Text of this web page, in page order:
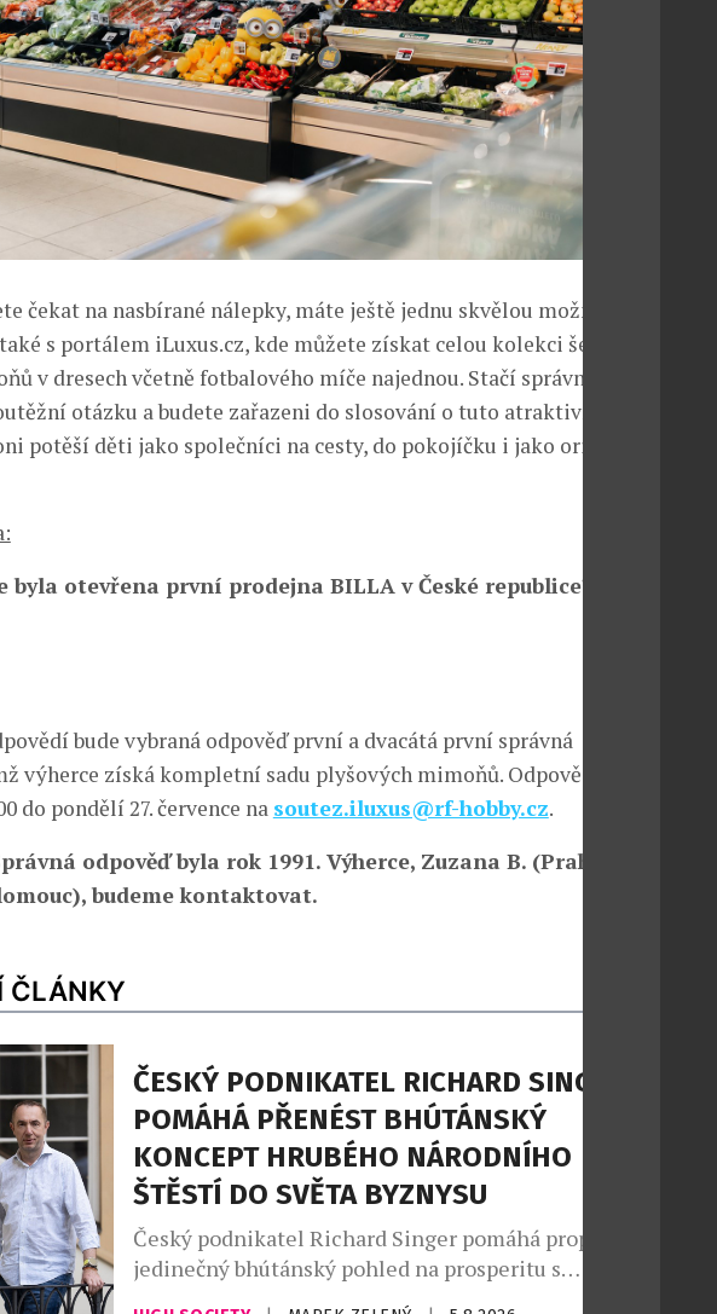
čekat na nasbírané nálepky, máte ještě jednu skvělou možnost.
s portálem iLuxus.cz, kde můžete získat celou kolekci šesti
v dresech včetně fotbalového míče najednou. Stačí správně
otázku a budete zařazeni do slosování o tuto atraktivní cenu.
potěší děti jako společníci na cesty, do pokojíčku i jako originální
byla otevřena první prodejna BILLA v České republice?
bude vybraná odpověď první a dvacátá první správná
výherce získá kompletní sadu plyšových mimoňů. Odpovědi
do pondělí 27. července na soutez.iluxus@rf-hobby.cz.
odpověď byla rok 1991. Výherce, Zuzana B. (Praha) a
budeme kontaktovat.
ČLÁNKY
ČESKÝ PODNIKATEL RICHARD SINGER
POMÁHÁ PŘENÉST BHÚTÁNSKÝ
KONCEPT HRUBÉHO NÁRODNÍHO
ŠTĚSTÍ DO SVĚTA BYZNYSU
Český podnikatel Richard Singer pomáhá propojit
jedinečný bhútánský pohled na prosperitu s